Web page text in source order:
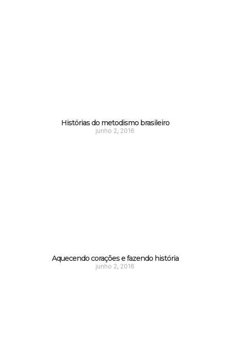
Histórias do metodismo brasileiro
junho 2, 2016
Aquecendo corações e fazendo história
junho 2, 2016